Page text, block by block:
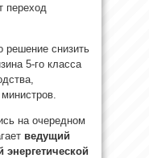
переход
решение снизить
5-го класса
на очередном
ведущий